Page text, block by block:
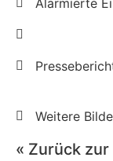
Alarmierte
Weitere
« Zurück